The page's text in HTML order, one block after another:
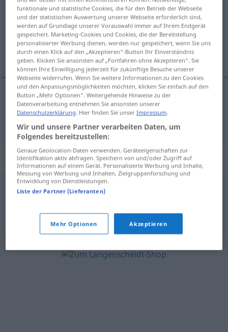
Übersicht aller Übersetzungen
(Für mehr Details die Übersetzung anklicken/antippen)
sólido, fundado
sólido,fundado fundiert
Synonyme für "fundiert"
gerechtfertigt,solide,ausgereift
© OpenThesaurus.de
funktionale und statistische Cookies, die für den Betrieb der Webseite
und der statistischen Auswertung unserer Webseite erforderlich sind,
werden auf Grundlage unserer Vorauswahl immer auf Ihrem Endgerät
gespeichert. Marketing-Cookies und Cookies, die der Bereitstellung
personalisierter Werbung dienen, werden nur gespeichert, wenn Sie uns
durch einen Klick auf den „Akzeptieren“-Button Ihr Einverständnis
geben. Klicken Sie ansonsten auf „Fortfahren ohne Akzeptieren“. Sie
können Ihre Einwilligung jederzeit für zukünftige Besuche unserer
Webseite widerrufen. Wenn Sie weitere Informationen zu den Cookies
und den Anpassungsmöglichkeiten möchten, klicken Sie einfach auf den
Button „Mehr Optionen“. Weitergehende Hinweise zu der
Datenverarbeitung entnehmen Sie ansonsten unserer
Datenschutzerklärung. Hier finden Sie unserImpressum.
Wir und unsere Partner verarbeiten Daten, um
Folgendes bereitzustellen:
Genaue Geolocation-Daten verwenden. Geräteeigenschaften zur
Identifikation aktiv abfragen. Speichern von und/oder Zugriff auf
Informationen auf einem Gerät. Personalisierte Werbung und Inhalte,
Messung von Werbung und Inhalten, Zielgruppenforschung und
Entwicklung von Dienstleistungen.
Liste der Partner (Lieferanten)
Mehr Optionen Akzeptieren